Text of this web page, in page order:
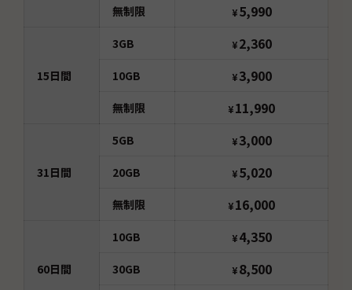
無制限 ¥ 5,990
15日間
3GB ¥ 2,360
10GB ¥ 3,900
無制限 ¥11,990
31日間
5GB ¥ 3,000
20GB ¥ 5,020
無制限 ¥16,000
60日間
10GB ¥ 4,350
30GB ¥ 8,500